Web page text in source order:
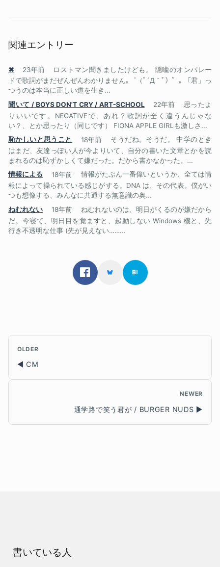
関連エントリー
✖ 23年前
ロストマン聞きましたけども。 隠喩のオンパレー
ドで歌詞がまだぜんぜんわかりません｡゜（ﾟ´Д｀ﾟ）゜｡ 「君」っ
つうのは本当に正しい道を生き...
聞いて / BOYS DON'T CRY / ART-SCHOOL
22年前
思ったよ
りいいです。NEGATIVEで、あれ？歌詞が全く違うんじゃな
い？、とか思ったり（同じです） FIONA APPLE GIRLも激しさ...
恥かしいと思うこと
18年前
そうだね。そうだ。 中学のとき
はまだ、友達っぽい人が今よりいて、自分の書いた文章とかを読
まれるのは恥ずかしくて嫌だった。だから書かなかった。...
情報による
18年前
情報がたぶん一番偉いというか、全ては情
報によって操られている感じがする。DNA は、その代表。僕がい
つも想像する、みんなに共通する無意識の奥...
ねむれない
18年前
ねむれないのは、明日がくるのが嫌だから
だ。今寝て、明日目を覚ますと、起動しない Windows 機と、先
行き不透明な仕事 (先が見えない……...
OLDER
CM
NEWER
通学路で笑う君が / BURGER NUDS
書いている人